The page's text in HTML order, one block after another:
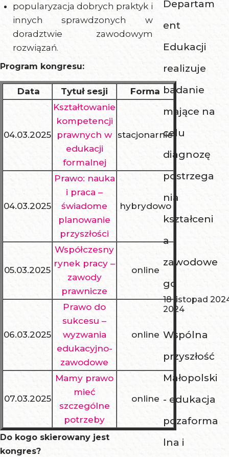
popularyzacja dobrych praktyk i
innych sprawdzonych w
doradztwie zawodowym
rozwiązań.
Program kongresu:
Data Tytuł sesji Forma
04.03.2025
Kształtowanie
kompetencji
prawnych w
edukacji
formalnej
stacjonarnie
04.03.2025
Prawo: nauka
i praca –
świadome
planowanie
przyszłości
hybrydowo
05.03.2025
Współczesny
rynek pracy –
zawody
prawnicze
online
06.03.2025
Prawo do
sukcesu –
wyzwania
edukacyjno-
zawodowe
online
07.03.2025
Mamy prawo
mieć
szczególne
potrzeby
online
Do kogo skierowany jest
kongres?
Departam
ent
Edukacji
realizuje
badanie
mające na
celu
diagnozę
postrzega
nia
kształceni
a
zawodowe
go
18 listopad
2024
Wspólna
przyszłość
Małopolski
- edukacja
pozaforma
lna i